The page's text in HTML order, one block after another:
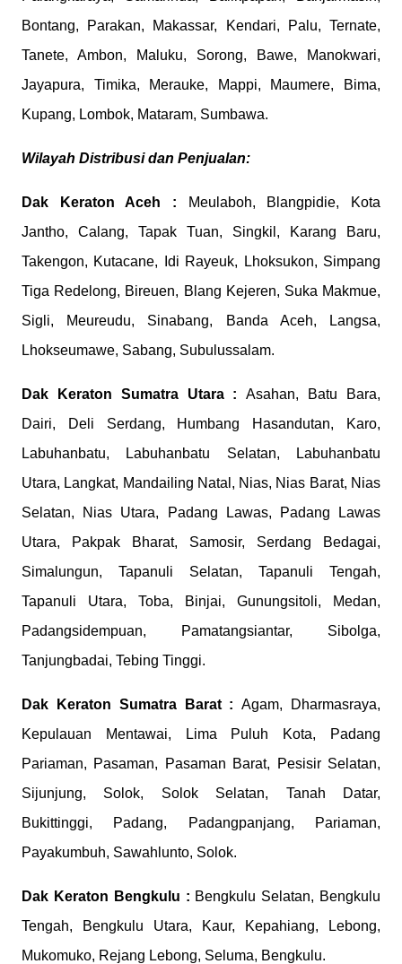
Bontang, Parakan, Makassar, Kendari, Palu, Ternate,
Tanete, Ambon, Maluku, Sorong, Bawe, Manokwari,
Jayapura, Timika, Merauke, Mappi, Maumere, Bima,
Kupang, Lombok, Mataram, Sumbawa.
Wilayah Distribusi dan Penjualan:
Dak Keraton Aceh :
Meulaboh, Blangpidie, Kota
Jantho, Calang, Tapak Tuan, Singkil, Karang Baru,
Takengon, Kutacane, Idi Rayeuk, Lhoksukon, Simpang
Tiga Redelong, Bireuen, Blang Kejeren, Suka Makmue,
Sigli, Meureudu, Sinabang, Banda Aceh, Langsa,
Lhokseumawe, Sabang, Subulussalam.
Dak Keraton Sumatra Utara : Asahan, Batu Bara,
Dairi, Deli Serdang, Humbang Hasandutan, Karo,
Labuhanbatu, Labuhanbatu Selatan, Labuhanbatu
Utara, Langkat, Mandailing Natal, Nias, Nias Barat, Nias
Selatan, Nias Utara, Padang Lawas, Padang Lawas
Utara, Pakpak Bharat, Samosir, Serdang Bedagai,
Simalungun, Tapanuli Selatan, Tapanuli Tengah,
Tapanuli Utara, Toba, Binjai, Gunungsitoli, Medan,
Padangsidempuan, Pamatangsiantar, Sibolga,
Tanjungbadai, Tebing Tinggi.
Dak Keraton Sumatra Barat :Agam, Dharmasraya,
Kepulauan Mentawai, Lima Puluh Kota, Padang
Pariaman, Pasaman, Pasaman Barat, Pesisir Selatan,
Sijunjung, Solok, Solok Selatan, Tanah Datar,
Bukittinggi, Padang, Padangpanjang, Pariaman,
Payakumbuh, Sawahlunto, Solok.
Dak Keraton Bengkulu : Bengkulu Selatan, Bengkulu
Tengah, Bengkulu Utara, Kaur, Kepahiang, Lebong,
Mukomuko, Rejang Lebong, Seluma, Bengkulu.